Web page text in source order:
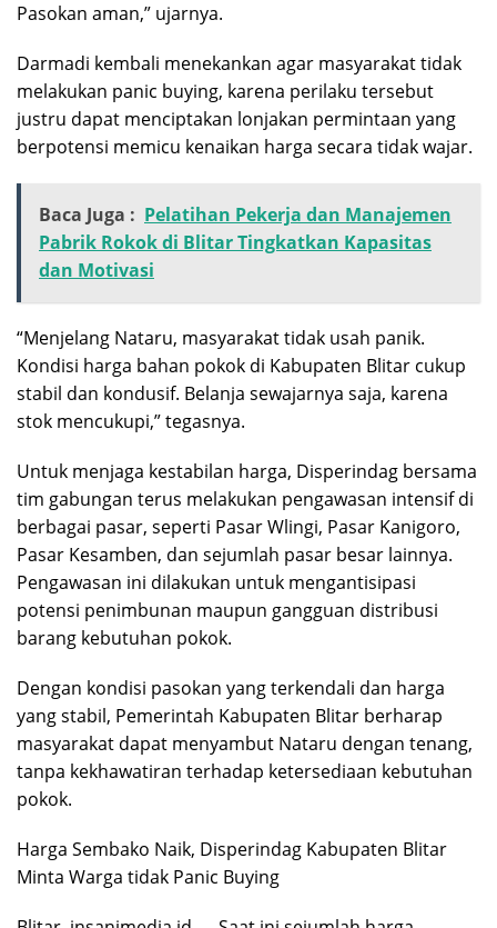
Pasokan aman,” ujarnya.
Darmadi kembali menekankan agar masyarakat tidak
melakukan panic buying, karena perilaku tersebut
justru dapat menciptakan lonjakan permintaan yang
berpotensi memicu kenaikan harga secara tidak wajar.
Baca Juga : Pelatihan Pekerja dan Manajemen
Pabrik Rokok di Blitar Tingkatkan Kapasitas
dan Motivasi
“Menjelang Nataru, masyarakat tidak usah panik.
Kondisi harga bahan pokok di Kabupaten Blitar cukup
stabil dan kondusif. Belanja sewajarnya saja, karena
stok mencukupi,” tegasnya.
Untuk menjaga kestabilan harga, Disperindag bersama
tim gabungan terus melakukan pengawasan intensif di
berbagai pasar, seperti Pasar Wlingi, Pasar Kanigoro,
Pasar Kesamben, dan sejumlah pasar besar lainnya.
Pengawasan ini dilakukan untuk mengantisipasi
potensi penimbunan maupun gangguan distribusi
barang kebutuhan pokok.
Dengan kondisi pasokan yang terkendali dan harga
yang stabil, Pemerintah Kabupaten Blitar berharap
masyarakat dapat menyambut Nataru dengan tenang,
tanpa kekhawatiran terhadap ketersediaan kebutuhan
pokok.
Harga Sembako Naik, Disperindag Kabupaten Blitar
Minta Warga tidak Panic Buying